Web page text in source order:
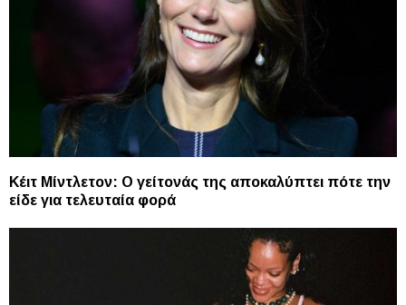
Κέιτ Μίντλετον: Ο γείτονάς της αποκαλύπτει πότε την
είδε για τελευταία φορά